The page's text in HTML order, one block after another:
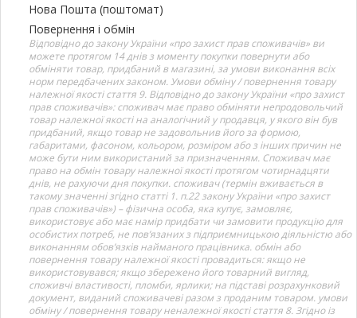
Нова Пошта (поштомат)
Повернення і обмін
Відповідно до закону України «про захист прав споживачів» ви
можете протягом 14 днів з моменту покупки повернути або
обміняти товар, придбаний в магазині, за умови виконання всіх
норм передбачених законом. Умови обміну / повернення товару
належної якості стаття 9. Відповідно до закону України «про захист
прав споживачів»: споживач має право обміняти непродовольчий
товар належної якості на аналогічний у продавця, у якого він був
придбаний, якщо товар не задовольнив його за формою,
габаритами, фасоном, кольором, розміром або з інших причин не
може бути ним використаний за призначенням. Споживач має
право на обмін товару належної якості протягом чотирнадцяти
днів, не рахуючи дня покупки. споживач (термін вживається в
такому значенні згідно статті 1. п.22 закону України «про захист
прав споживачів») – фізична особа, яка купує, замовляє,
використовує або має намір придбати чи замовити продукцію для
особистих потреб, не пов’язаних з підприємницькою діяльністю або
виконанням обов’язків найманого працівника. обмін або
повернення товару належної якості провадиться: якщо не
використовувався; якщо збережено його товарний вигляд,
споживчі властивості, пломби, ярлики; на підставі розрахунковий
документ, виданий споживачеві разом з проданим товаром. умови
обміну / повернення товару неналежної якості стаття 8. Згідно із